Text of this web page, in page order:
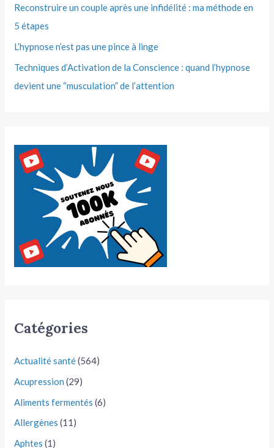
Reconstruire un couple après une infidélité : ma méthode en
5 étapes
L’hypnose n’est pas une pince à linge
Techniques d’Activation de la Conscience : quand l’hypnose
devient une “musculation” de l’attention
Catégories
Actualité santé(564)
Acupression (29)
Aliments fermentés (6)
Allergènes (11)
Aphtes (1)